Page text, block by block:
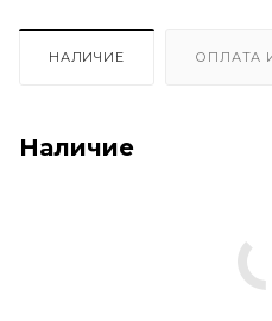
НАЛИЧИЕ ОПЛАТА
Наличие